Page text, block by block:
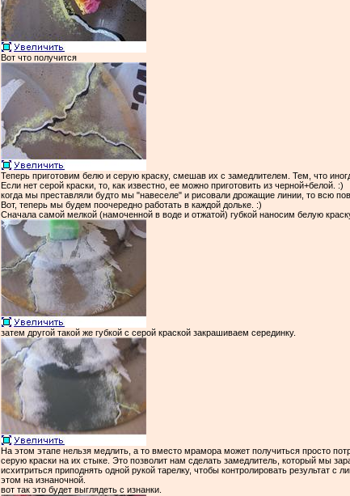
Вот что получится
Теперь приготовим белю и серую краску, смешав их с замедлителем. Тем, что
Если нет серой краски, то, как известно, ее можно приготовить из черной+белой. :)
когда мы преставляли будто мы "навеселе" и рисовали дрожащие линии, то всю
Вот, теперь мы будем поочередно работать в каждой дольке. :)
Сначала самой мелкой (намоченной в воде и отжатой) губкой наносим белую
затем другой такой же губкой с серой краской закрашиваем серединку.
На этом этапе нельзя медлить, а то вместо мрамора может получиться просто
серую краски на их стыке. Это позволит нам сделать замедлитель, который мы
исхитриться приподнять одной рукой тарелку, чтобы контролировать результат
этом на изнаночной.
вот так это будет выглядеть с изнанки.